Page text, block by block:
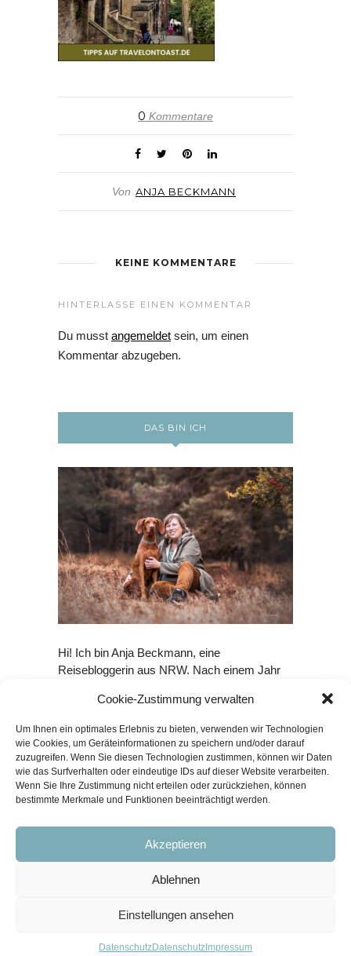
Cookie-Zustimmung verwalten
Um Ihnen ein optimales Erlebnis zu bieten, verwenden wir Technologien
wie Cookies, um Geräteinformationen zu speichern und/oder darauf
zuzugreifen. Wenn Sie diesen Technologien zustimmen, können wir Daten
wie das Surfverhalten oder eindeutige IDs auf dieser Website verarbeiten.
Wenn Sie Ihre Zustimmung nicht erteilen oder zurückziehen, können
bestimmte Merkmale und Funktionen beeinträchtigt werden.
Akzeptieren
Ablehnen
Einstellungen ansehen
DatenschutzDatenschutz Impressum
0 Kommentare
Von ANJA BECKMANN
KEINE KOMMENTARE
HINTERLASSE EINEN KOMMENTAR
Du musst angemeldet sein, um einen
Kommentar abzugeben.
DAS BIN ICH
Hi! Ich bin Anja Beckmann, eine
Reisebloggerin aus NRW. Nach einem Jahr
Travel on Toast gegründet, das steht für
Katze lebe ich bei Düsseldorf. Auf diesem
Blog teile ich Inspiration und Tipps für
Städtetrips, Strandurlaub, Urlaub mit Hund
und vegan reisen. Erfahre hier mehrüber